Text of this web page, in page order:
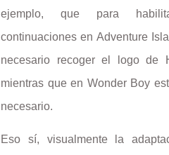
ejemplo, que para
continuaciones en Adventure
necesario recoger el logo de
mientras que en Wonder Boy
necesario.
Eso sí, visualmente la